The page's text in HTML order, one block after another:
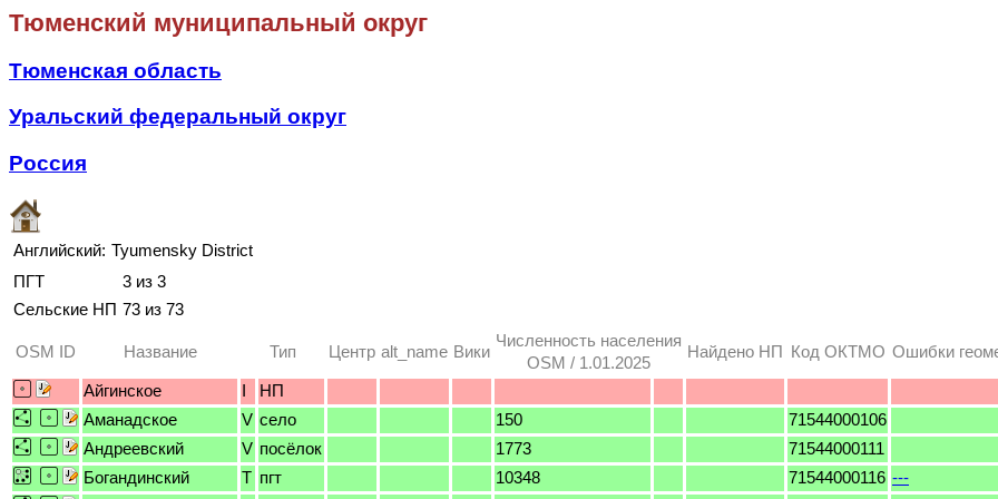
Тюменский муниципальный округ
Тюменская область
Уральский федеральный округ
Россия
Английский: Tyumensky District
ПГТ
3 из 3
Сельские НП 73 из 73
OSM ID Название Тип Центр alt_name Вики
Численность населения
OSM / 1.01.2025
Найдено НП Код ОКТМО Ошибки
Айгинское I
НП
Аманадское
V село 150
71544000106
Андреевский
V посёлок 1773
71544000111
Богандинский
T пгт 10348 71544000116 ---